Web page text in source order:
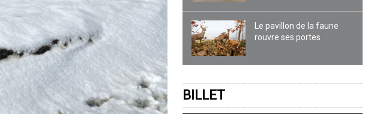
Le pavillon de la faune
rouvre ses portes
BILLET